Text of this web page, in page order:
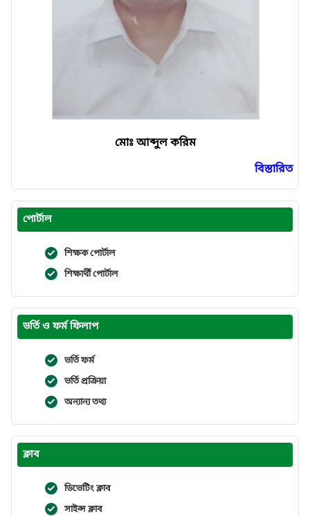
মোঃ আব্দুল করিম
বিস্তারিত
পোর্টাল
শিক্ষক পোর্টাল
শিক্ষার্থী পোর্টাল
ভর্তি ও ফর্ম ফিলাপ
ভর্তি ফর্ম
ভর্তি প্রক্রিয়া
অন্যান্য তথ্য
ক্লাব
ডিভেটিং ক্লাব
সাইন্স ক্লাব